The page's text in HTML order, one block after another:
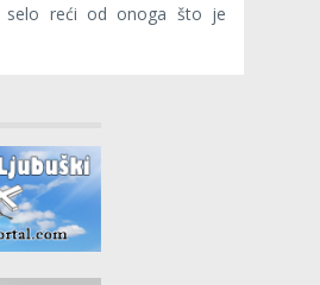
selo reći od onoga što je